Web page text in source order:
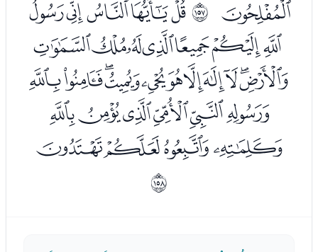
ﮟ ﲜﮡﮢﮣﮤﮥ
ﮦﮧﮨﮩﮪﮫﮬ
ﮭﮮﮯﮰﮱﯓﯔﯕﯖﯗﯘ
ﯙﯚﯛﯜﯝﯞ
ﯟﯠﯡﯢ
ﲝ